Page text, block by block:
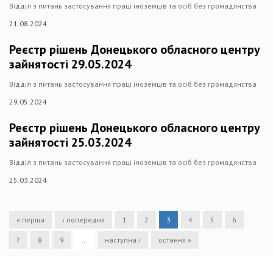
Відділ з питань застосування праці іноземців та осіб без громадянства
21.08.2024
Реєстр рішень Донецького обласного центру
зайнятості 29.05.2024
Відділ з питань застосування праці іноземців та осіб без громадянства
29.05.2024
Реєстр рішень Донецького обласного центру
зайнятості 25.03.2024
Відділ з питань застосування праці іноземців та осіб без громадянства
25.03.2024
« перша ‹ попередня 1 2 3 4 5 6
7 8 9 наступна › остання »